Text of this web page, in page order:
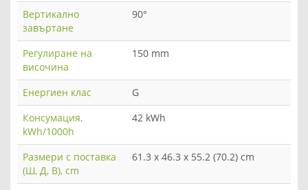
Вертикално
завъртане
90°
Регулиране на
височина
150 mm
Енергиен клас
G
Консумация,
kWh/1000h
42 kWh
Размери с поставка
(Ш, Д, В), cm
61.3 x 46.3 x 55.2 (70.2) cm